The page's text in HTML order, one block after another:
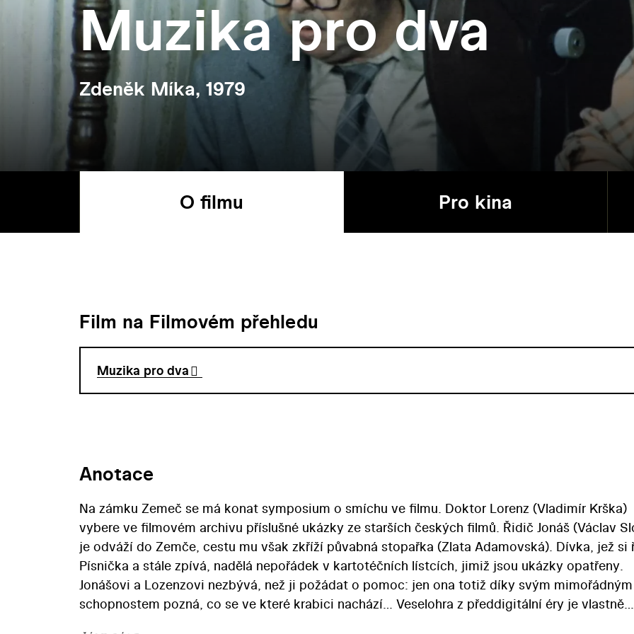
Muzika pro dva
Zdeněk Míka, 1979
O filmu Pro kina
Film na Filmovém přehledu
Muzika pro dva
Anotace
Na zámku Zemeč se má konat symposium o smíchu ve filmu. Doktor Lorenz (Vladimír Krška)
vybere ve filmovém archivu příslušné ukázky ze starších českých filmů. Řidič Jonáš (Václav
je odváží do Zemče, cestu mu však zkříží půvabná stopařka (Zlata Adamovská). Dívka, jež si
Písnička a stále zpívá, nadělá nepořádek v kartotéčních lístcích, jimiž jsou ukázky opatřeny.
Jonášovi a Lozenzovi nezbývá, než ji požádat o pomoc: jen ona totiž díky svým mimořádným
schopnostem pozná, co se ve které krabici nachází… Veselohra z předdigitální éry je vlastně